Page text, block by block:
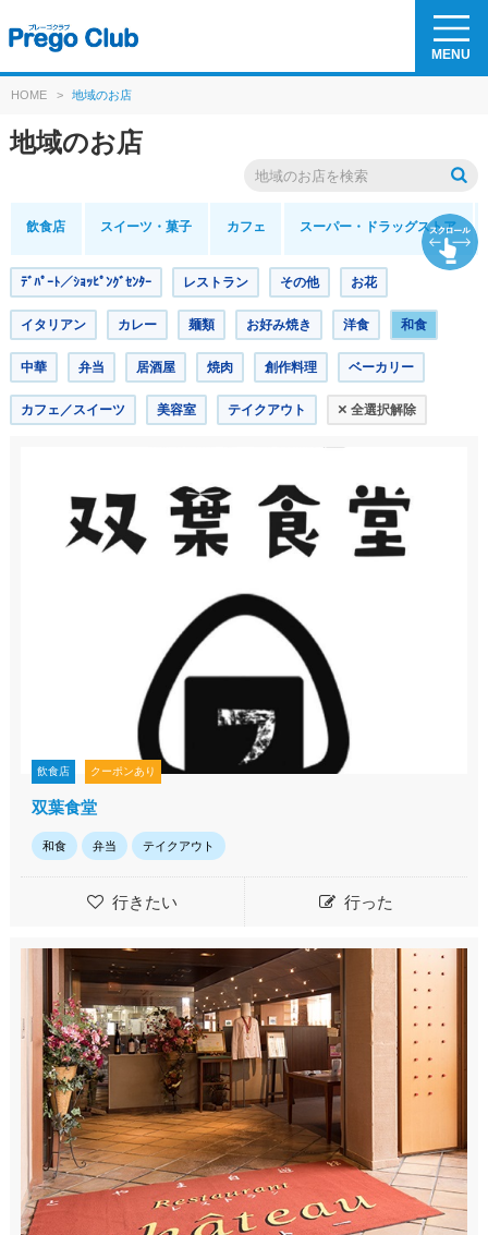
MENU
HOME > 地域のお店
地域のお店
飲食店 スイーツ ・菓子 カフェ スーパー・ ドラッグストア
ﾃﾞﾊﾟｰﾄ／ｼｮｯﾋﾟﾝｸﾞｾﾝﾀｰ レストラン その他 お花
イタリアン カレー 麺類 お好み焼き 洋食 和食
中華 弁当 居酒屋 焼肉 創作料理 ベーカリー
カフェ／スイーツ 美容室 テイクアウト × 全選択解除
飲食店 クーポンあり
双葉食堂
和食 弁当 テイクアウト
行きたい 行った